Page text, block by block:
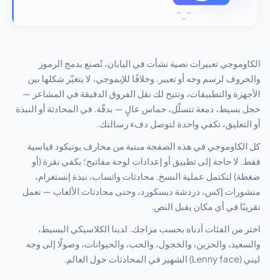
الكاوموجي تعبيرات نصية نشأت في اليابان، تُصنع بدمج الرموز
والحروف لرسم وجه أو تعبير. وخلافًا للإيموجي، لا يتغيّر شكلها بين
الأجهزة والتطبيقات، وتتيح لك نقل الفروق الدقيقة في المشاعر —
خجل بسيط، دمعة تتسلّل، حماس عالٍ — بدقّة. في المحادثة أو النبذة
أو التعليق، تكفي واحدة لتوصل دفء رسالتك.
كل الكاوموجي في هذه الصفحة مبنية من محارف يونيكود قياسية
فقط. لا حاجة إلى تطبيق أو إعدادات لوحة مفاتيح؛ يكفي نقرة (أو
ضغطة) لتكتمل عملية النسخ. محادثات واتساب، نبذة إنستغرام،
منشورات إكس، دردشة ديسكورد، وحتى محادثات الألعاب — تعمل
تقريبًا في أي مكان يقبل النص.
اختر من الفئات أدناه بحسب مزاجك. لدينا الكلاسيكي البسيط،
والسعيد، والحزين، والخجول، والحب، والحيوانات، وصولًا إلى وجه
ليني (Lenny face) الشهير في المحادثات حول العالم.